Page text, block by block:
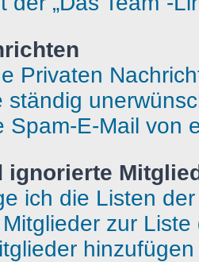
Privaten
ständig
Spam-E-Mail von
ignorierte
ich die Listen
zur